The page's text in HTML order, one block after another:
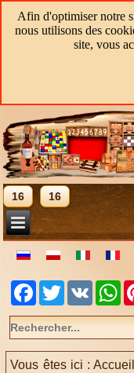
Afin d'optimiser notre
nous utilisons des
site, vous
16 16
Facebook
TwitterVK
Vous êtes ici :Accueil